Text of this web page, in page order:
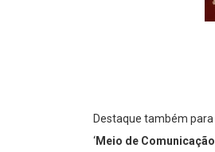
Destaque também
‘Meio de Comunicação